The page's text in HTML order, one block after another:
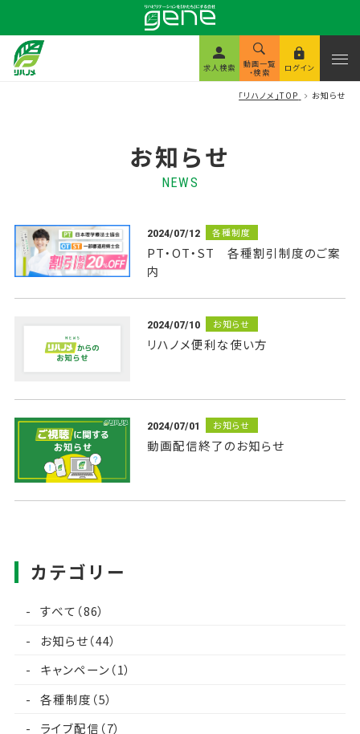
求人検索 動画一覧
・検索 ログイン
「リハノメ」TOP お知らせ
お知らせ
NEWS
2024/07/12 各種制度
PT・OT・ST 各種割引制度のご案
内
2024/07/10 お知らせ
リハノメ便利な使い方
2024/07/01 お知らせ
動画配信終了のお知らせ
カテゴリー
すべて（86）
お知らせ（44）
キャンペーン（1）
各種制度（5）
ライブ配信（7）